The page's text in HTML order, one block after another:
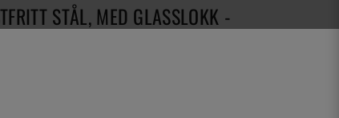
STÅL, MED GLASSLOKK -